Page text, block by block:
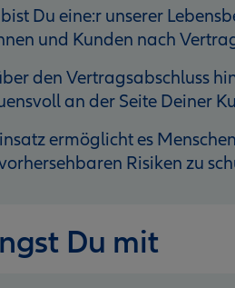
Du eine:r unserer
und Kunden nach
den Vertragsabschluss
an der Seite Deiner
ermöglicht es
Risiken zu
Du mit